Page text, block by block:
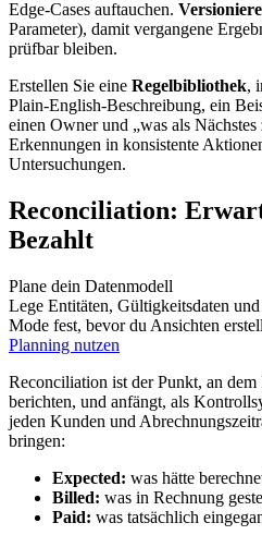
Edge‑Cases auftauchen.
Parameter), damit vergangene
prüfbar bleiben.
Erstellen Sie eine Regelbibliothek,
Plain‑English‑Beschreibung, ein
einen Owner und „was als
Erkennungen in konsistente
Untersuchungen.
Reconciliation:
Bezahlt
Plane dein Datenmodell
Lege Entitäten, Gültigkeitsdaten
Mode fest, bevor du Ansichten
Planning nutzen
Reconciliation ist der Punkt, an
berichten, und anfängt, als
jeden Kunden und
bringen:
Expected: was hätte
Billed: was in Rechnung
Paid: was tatsächlich